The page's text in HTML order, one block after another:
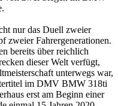
nur das Duell zweier
zweier Fahrergenerationen.
bereits über reichlich
dieser Welt verfügt,
unterwegs war,
im DMV BMW 318ti
erst am Beginn einer